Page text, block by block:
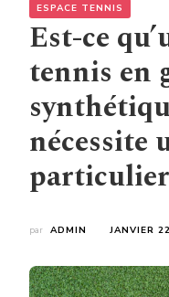
ESPACE TENNIS
Est-ce
tennis en
nécessite
par ADMIN JANVIER